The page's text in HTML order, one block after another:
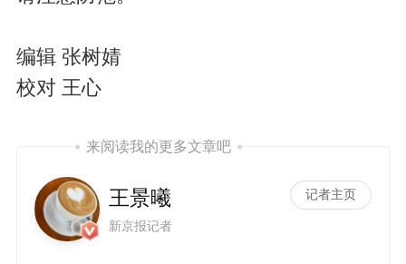
编辑 张树婧
校对 王心
来阅读我的更多文章吧
王景曦
新京报记者
记者主页